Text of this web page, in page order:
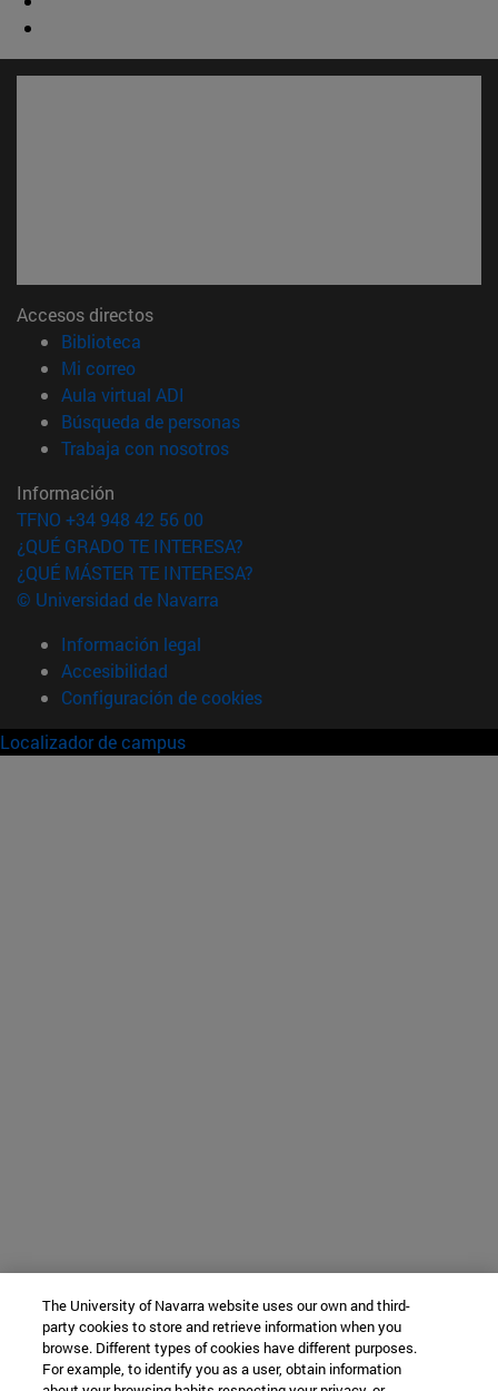
Accesos directos
Biblioteca
Mi correo(abre en nueva ventana)
Aula virtual ADI
Búsqueda de personas(abre en nueva ventana)
Trabaja con nosotros(abre en nueva ventana)
Información
TFNO +34 948 42 56 00
¿QUÉ GRADO TE INTERESA?
¿QUÉ MÁSTER TE INTERESA?
© Universidad de Navarra
Información legal
Accesibilidad
Configuración de cookies
Localizador de campus
The University of Navarra website uses our own and third-
party cookies to store and retrieve information when you
browse. Different types of cookies have different purposes.
For example, to identify you as a user, obtain information